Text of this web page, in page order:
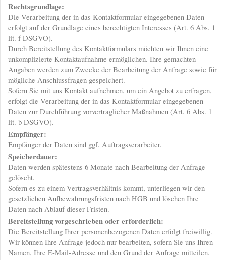
Rechtsgrundlage:
Die Verarbeitung der in das Kontaktformular eingegebenen Daten
erfolgt auf der Grundlage eines berechtigten Interesses (Art. 6 Abs. 1
lit. f DSGVO).
Durch Bereitstellung des Kontaktformulars möchten wir Ihnen eine
unkomplizierte Kontaktaufnahme ermöglichen. Ihre gemachten
Angaben werden zum Zwecke der Bearbeitung der Anfrage sowie für
mögliche Anschlussfragen gespeichert.
Sofern Sie mit uns Kontakt aufnehmen, um ein Angebot zu erfragen,
erfolgt die Verarbeitung der in das Kontaktformular eingegebenen
Daten zur Durchführung vorvertraglicher Maßnahmen (Art. 6 Abs. 1
lit. b DSGVO).
Empfänger:
Empfänger der Daten sind ggf. Auftragsverarbeiter.
Speicherdauer:
Daten werden spätestens 6 Monate nach Bearbeitung der Anfrage
gelöscht.
Sofern es zu einem Vertragsverhältnis kommt, unterliegen wir den
gesetzlichen Aufbewahrungsfristen nach HGB und löschen Ihre
Daten nach Ablauf dieser Fristen.
Bereitstellung vorgeschrieben oder erforderlich:
Die Bereitstellung Ihrer personenbezogenen Daten erfolgt freiwillig.
Wir können Ihre Anfrage jedoch nur bearbeiten, sofern Sie uns Ihren
Namen, Ihre E-Mail-Adresse und den Grund der Anfrage mitteilen.